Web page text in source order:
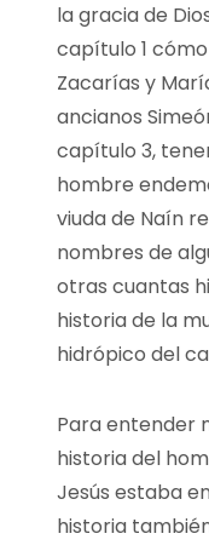
la gracia de
capítulo 1
Zacarías y
ancianos
capítulo 3,
hombre
viuda de Naín
nombres de
otras cuantas
historia de la
hidrópico del
Para entender
historia del
Jesús estaba
historia